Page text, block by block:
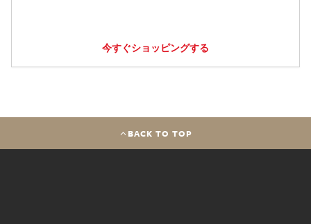
今すぐショッピングする
BACK TO TOP